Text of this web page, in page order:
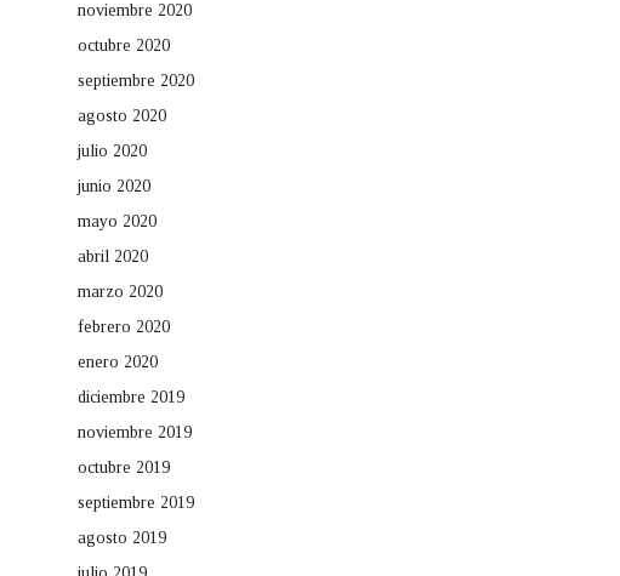
noviembre 2020
octubre 2020
septiembre 2020
agosto 2020
julio 2020
junio 2020
mayo 2020
abril 2020
marzo 2020
febrero 2020
enero 2020
diciembre 2019
noviembre 2019
octubre 2019
septiembre 2019
agosto 2019